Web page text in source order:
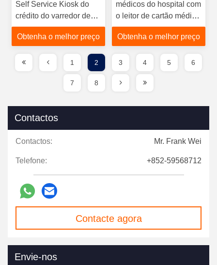
Self Service Kiosk do
crédito do varredor de
Lab Reports Printer QR
do leitor de cartão do
Obtenha o melhor preço
médicos do hospital com
o leitor de cartão médico
Lab Reports Printer do
RFID
Obtenha o melhor preço
1 2 3 4 5 6
7 8
Contactos
Contactos: Mr. Frank Wei
Telefone: +852-59568712
Contacte agora
Envie-nos